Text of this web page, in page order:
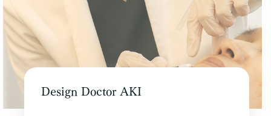
Design Doctor AKI